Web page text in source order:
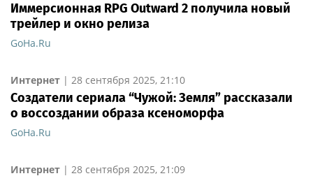
Иммерсионная RPG Outward 2 получила новый
трейлер и окно релиза
GoHa.Ru
Интернет | 28 сентября 2025, 21:10
Создатели сериала “Чужой: Земля” рассказали
о воссоздании образа ксеноморфа
GoHa.Ru
Интернет | 28 сентября 2025, 21:09